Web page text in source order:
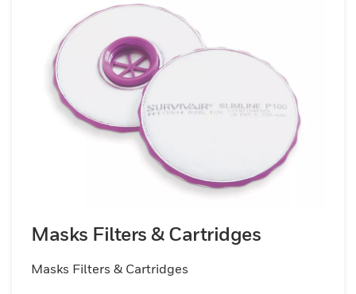
Masks Filters & Cartridges
Masks Filters & Cartridges